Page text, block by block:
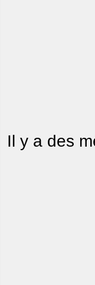
Il y a des